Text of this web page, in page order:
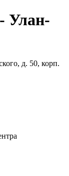
Улан-
д. 50, корп.